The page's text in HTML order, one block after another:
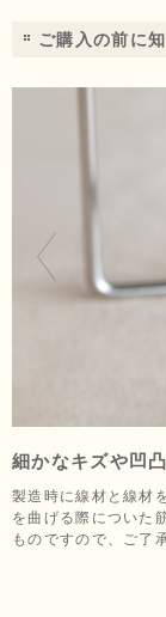
ご購入の前に
細かなキズや凹
製造時に線材と線材
を曲げる際についた
ものですので、ご了
ロールの直径約12㎝
します。海外製の大
ますので、ご注意く